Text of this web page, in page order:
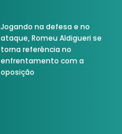
Jogando na defesa e no
ataque, Romeu Aldigueri se
torna referência no
enfrentamento com a
oposição